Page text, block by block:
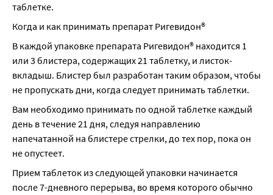
таблетке.
Когда и как принимать препарат Ригевидон®
В каждой упаковке препарата Ригевидон® находится 1
или 3 блистера, содержащих 21 таблетку, и листок-
вкладыш. Блистер был разработан таким образом, чтобы
не пропускать дни, когда следует принимать таблетки.
Вам необходимо принимать по одной таблетке каждый
день в течение 21 дня, следуя направлению
напечатанной на блистере стрелки, до тех пор, пока он
не опустеет.
Прием таблеток из следующей упаковки начинается
после 7-дневного перерыва, во время которого обычно